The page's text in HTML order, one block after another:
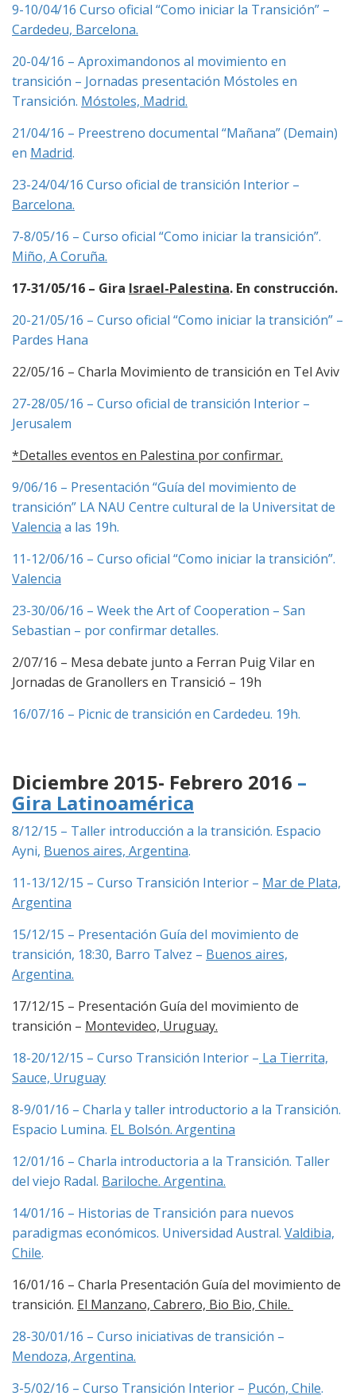
9-10/04/16 Curso oficial “Como iniciar la Transición” –
Cardedeu, Barcelona.
20-04/16 – Aproximandonos al movimiento en
transición – Jornadas presentación Móstoles en
Transición. Móstoles, Madrid.
21/04/16 – Preestreno documental “Mañana” (Demain)
en Madrid.
23-24/04/16 Curso oficial de transición Interior –
Barcelona.
7-8/05/16 – Curso oficial “Como iniciar la transición”.
Miño, A Coruña.
17-31/05/16 – Gira Israel-Palestina. En construcción.
20-21/05/16 – Curso oficial “Como iniciar la transición” –
Pardes Hana
22/05/16 – Charla Movimiento de transición en Tel Aviv
27-28/05/16 – Curso oficial de transición Interior –
Jerusalem
*Detalles eventos en Palestina por confirmar.
9/06/16 – Presentación “Guía del movimiento de
transición” LA NAU Centre cultural de la Universitat de
Valencia a las 19h.
11-12/06/16 – Curso oficial “Como iniciar la transición”.
Valencia
23-30/06/16 – Week the Art of Cooperation – San
Sebastian – por confirmar detalles.
2/07/16 – Mesa debate junto a Ferran Puig Vilar en
Jornadas de Granollers en Transició – 19h
16/07/16 – Picnic de transición en Cardedeu. 19h.
Diciembre 2015- Febrero 2016 –
Gira Latinoamérica
8/12/15 – Taller introducción a la transición. Espacio
Ayni, Buenos aires, Argentina.
11-13/12/15 – Curso Transición Interior – Mar de Plata,
Argentina
15/12/15 – Presentación Guía del movimiento de
transición, 18:30, Barro Talvez – Buenos aires,
Argentina.
17/12/15 – Presentación Guía del movimiento de
transición – Montevideo, Uruguay.
18-20/12/15 – Curso Transición Interior – La Tierrita,
Sauce, Uruguay
8-9/01/16 – Charla y taller introductorio a la Transición.
Espacio Lumina. EL Bolsón. Argentina
12/01/16 – Charla introductoria a la Transición. Taller
del viejo Radal. Bariloche. Argentina.
14/01/16 – Historias de Transición para nuevos
paradigmas económicos. Universidad Austral. Valdibia,
Chile.
16/01/16 – Charla Presentación Guía del movimiento de
transición. El Manzano, Cabrero, Bio Bio, Chile.
28-30/01/16 – Curso iniciativas de transición –
Mendoza, Argentina.
3-5/02/16 – Curso Transición Interior – Pucón, Chile.